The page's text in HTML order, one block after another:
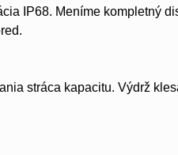
IP68. Meníme kompletný
stráca kapacitu. Výdrž